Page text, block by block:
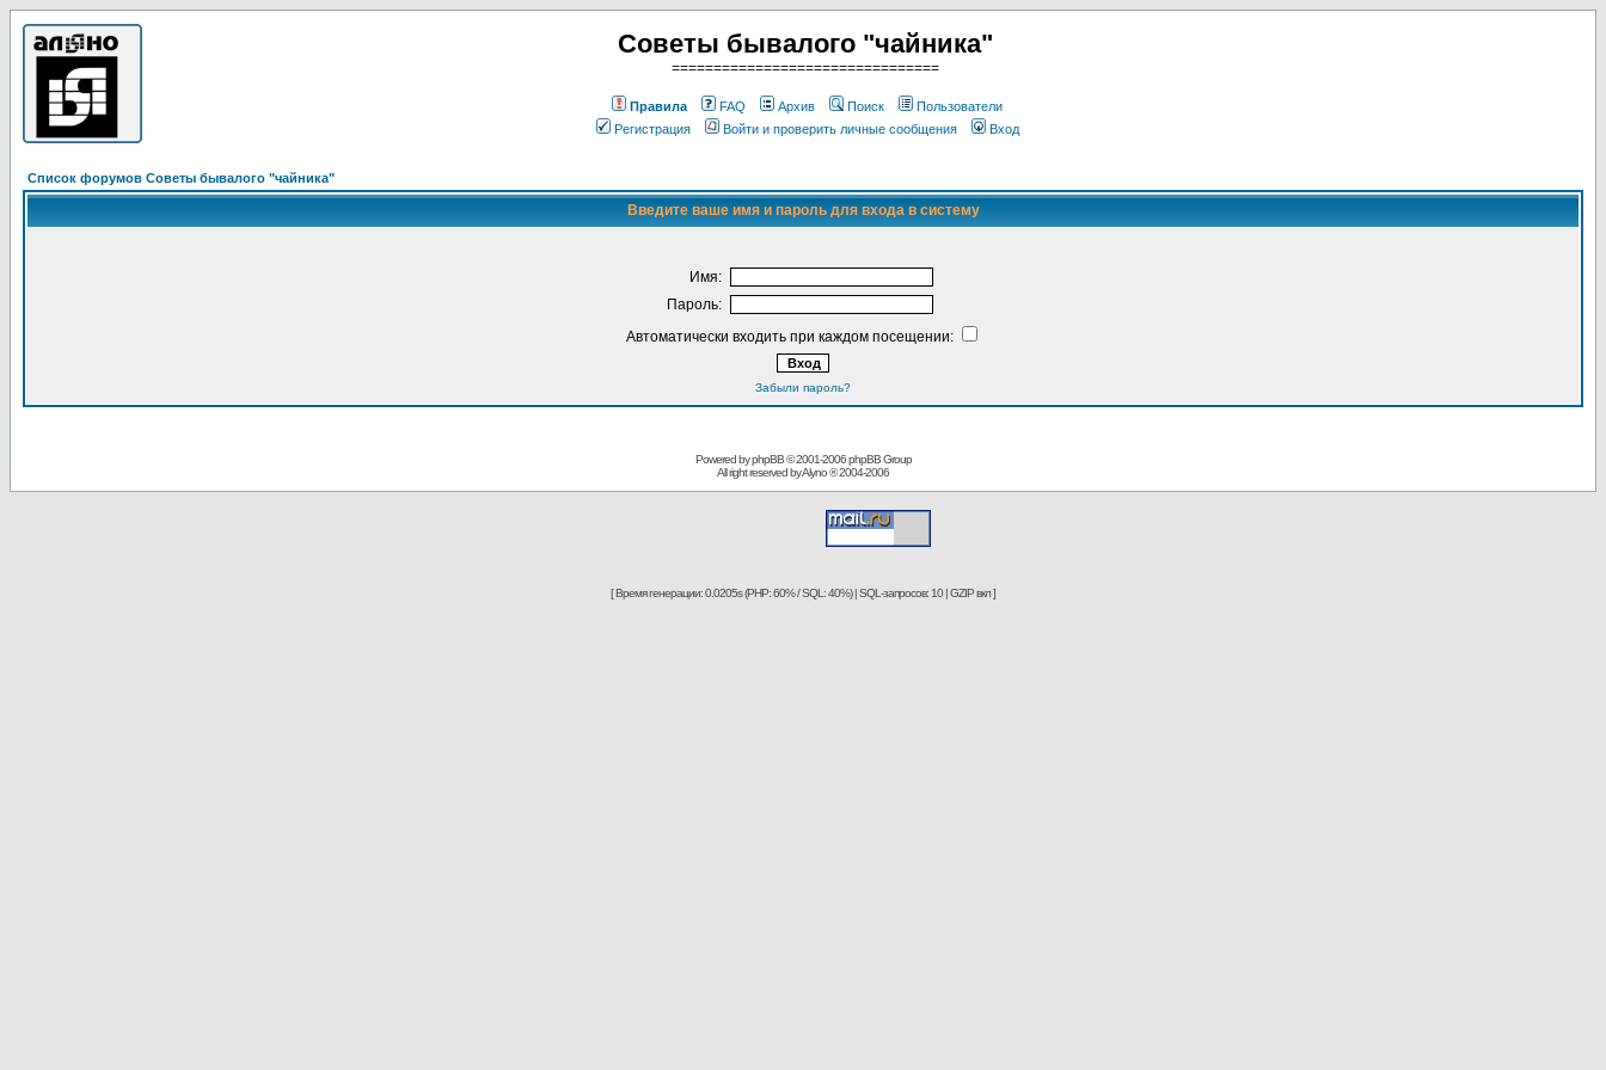
Советы бывалого "чайника"
================================
Правила FAQ Архив Поиск
Пользователи
Регистрация
Войти и проверить личные сообщения Вход
Список форумов Советы бывалого "чайника"
Введите ваше имя и пароль для входа в систему
Имя:
Пароль:
Автоматически входить при каждом посещении:
Забыли пароль?
Powered by phpBB © 2001-2006phpBB Group
All right reserved byAlyno® 2004-2006
[ Время генерации: 0.0205s (PHP: 60% / SQL: 40%) | SQL-запросов: 10 | GZIP вкл ]